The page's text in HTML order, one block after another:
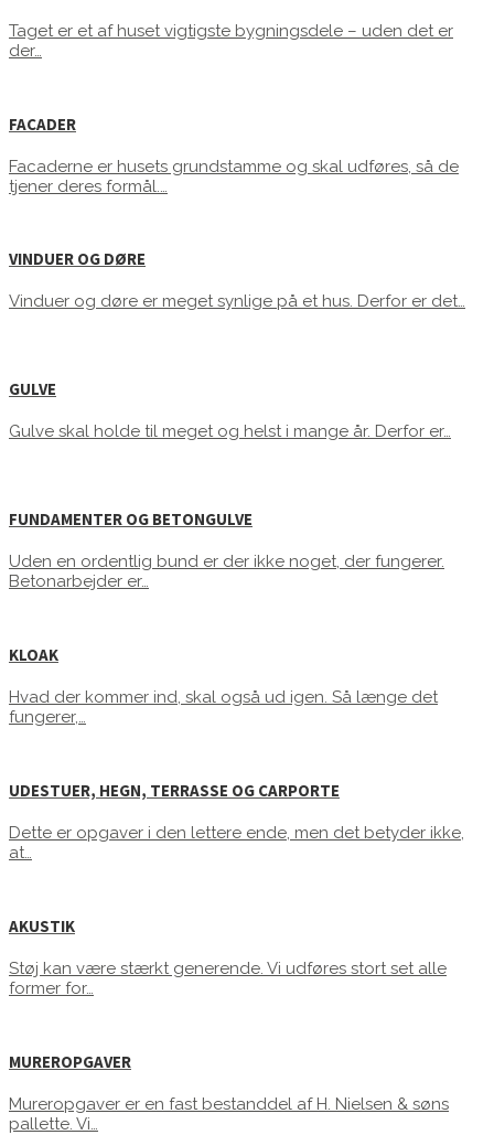
Taget er et af huset vigtigste bygningsdele – uden det er
der…
FACADER
Facaderne er husets grundstamme og skal udføres, så de
tjener deres formål.…
VINDUER OG DØRE
Vinduer og døre er meget synlige på et hus. Derfor er det…
GULVE
Gulve skal holde til meget og helst i mange år. Derfor er…
FUNDAMENTER OG BETONGULVE
Uden en ordentlig bund er der ikke noget, der fungerer.
Betonarbejder er…
KLOAK
Hvad der kommer ind, skal også ud igen. Så længe det
fungerer,…
UDESTUER, HEGN, TERRASSE OG CARPORTE
Dette er opgaver i den lettere ende, men det betyder ikke,
at…
AKUSTIK
Støj kan være stærkt generende. Vi udføres stort set alle
former for…
MUREROPGAVER
Mureropgaver er en fast bestanddel af H. Nielsen & søns
pallette. Vi…